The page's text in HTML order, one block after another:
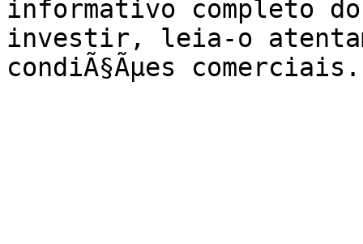
informativo completo
investir, leia-o